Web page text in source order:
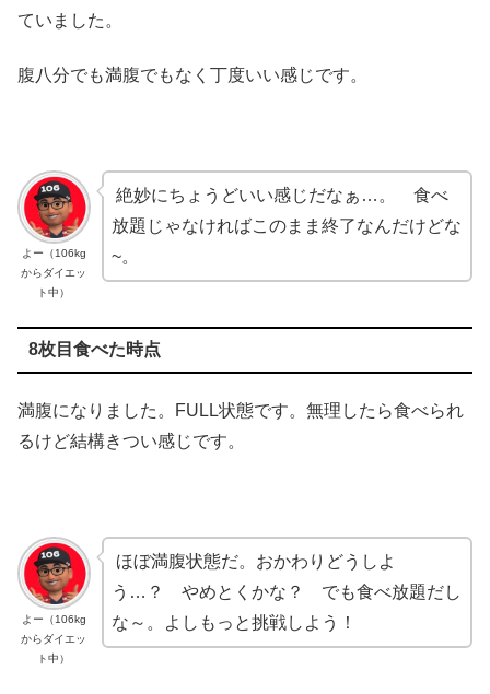
ていました。
腹八分でも満腹でもなく丁度いい感じです。
よー（106kg
からダイエッ
ト中）
絶妙にちょうどいい感じだなぁ…。 食べ
放題じゃなければこのまま終了なんだけどな
~。
8枚目食べた時点
満腹になりました。FULL状態です。無理したら食べられ
るけど結構きつい感じです。
よー（106kg
からダイエッ
ト中）
ほぼ満腹状態だ。おかわりどうしよ
う…？ やめとくかな？ でも食べ放題だし
な～。よしもっと挑戦しよう！